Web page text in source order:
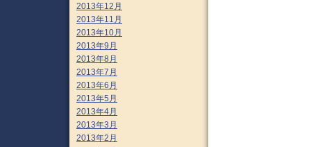
2013年12月
2013年11月
2013年10月
2013年9月
2013年8月
2013年7月
2013年6月
2013年5月
2013年4月
2013年3月
2013年2月